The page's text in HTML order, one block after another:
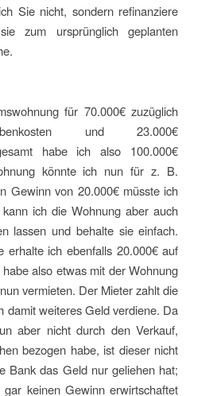
Sie nicht, sondern refinanziere
zum ursprünglich geplanten
für 70.000€ zuzüglich
und 23.000€
habe ich also 100.000€
könnte ich nun für z. B.
Gewinn von 20.000€ müsste ich
ich die Wohnung aber auch
lassen und behalte sie einfach.
erhalte ich ebenfalls 20.000€ auf
also etwas mit der Wohnung
vermieten. Der Mieter zahlt die
damit weiteres Geld verdiene. Da
aber nicht durch den Verkauf,
bezogen habe, ist dieser nicht
Bank das Geld nur geliehen hat;
keinen Gewinn erwirtschaftet